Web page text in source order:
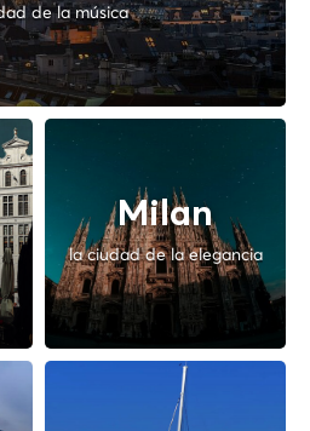
de la música
Milan
la ciudad de la elegancia